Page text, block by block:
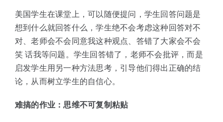
美国学生在课堂上，可以随便提问，学生回答问题是
想到什么就回答什么，学生绝不会考虑这种回答对不
对、老师会不会同意我这种观点、答错了大家会不会
笑 话我等问题。学生回答错了，老师不会批评，而是
启发学生用另一种方法思考，引导他们得出正确的结
论，从而树立学生的自信心。
难搞的作业：思维不可复制粘贴